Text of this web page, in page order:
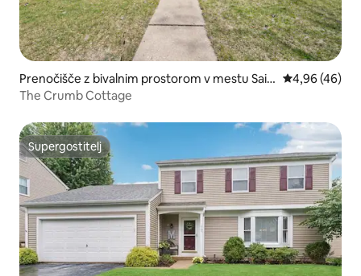
Prenočišče z bivalnim prostorom v mestu Sain
t Charles
Povprečna
4,96 (46)
The Crumb Cottage
Supergostitelj
Supergostitelj